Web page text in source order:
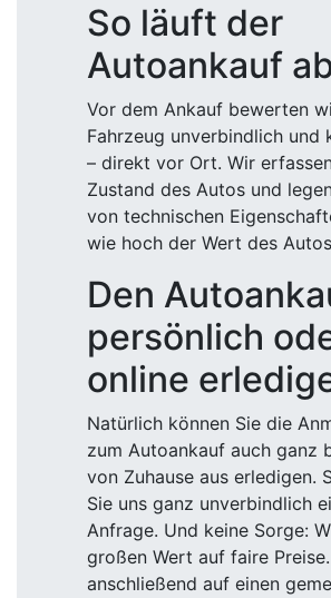
So läuft der
Autoankauf
Vor dem Ankauf bewerten
Fahrzeug unverbindlich und
– direkt vor Ort. Wir
Zustand des Autos und
von technischen
wie hoch der Wert des
Den
persönlich
online
Natürlich können Sie die
zum Autoankauf auch ganz
von Zuhause aus erledigen.
Sie uns ganz unverbindlich
Anfrage. Und keine Sorge:
großen Wert auf faire
anschließend auf einen